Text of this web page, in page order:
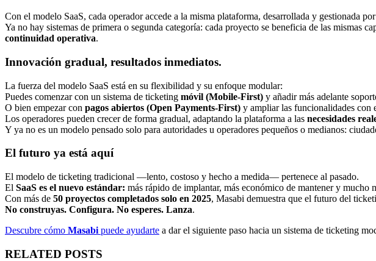
Con el modelo SaaS, cada operador accede a la misma plataforma, desarrollada y gestionada
Ya no hay sistemas de primera o segunda categoría: cada proyecto se beneficia de las mismas
continuidad operativa.
Innovación gradual, resultados inmediatos.
La fuerza del modelo SaaS está en su flexibilidad y su enfoque modular:
Puedes comenzar con un sistema de ticketing móvil (Mobile-First) y añadir más adelante
O bien empezar con pagos abiertos (Open Payments-First) y ampliar las funcionalidades con
Los operadores pueden crecer de forma gradual, adaptando la plataforma a las necesidades
Y ya no es un modelo pensado solo para autoridades u operadores pequeños o medianos:
El futuro ya está aquí
El modelo de ticketing tradicional —lento, costoso y hecho a medida— pertenece al pasado.
El SaaS es el nuevo estándar: más rápido de implantar, más económico de mantener y mucho
Con más de 50 proyectos completados solo en 2025, Masabi demuestra que el futuro del
No construyas. Configura. No esperes. Lanza.
Descubre cómo Masabi puede ayudarte a dar el siguiente paso hacia un sistema de ticketing
RELATED POSTS